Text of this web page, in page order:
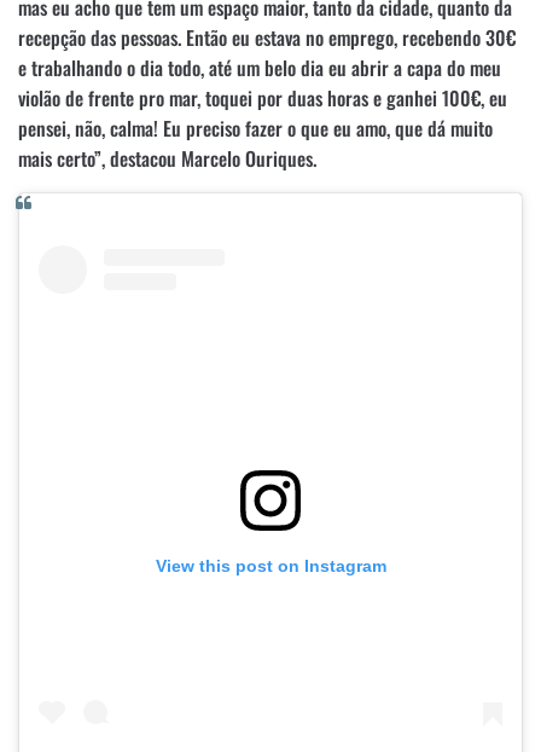
mas eu acho que tem um espaço maior, tanto da cidade, quanto da
recepção das pessoas. Então eu estava no emprego, recebendo 30€
e trabalhando o dia todo, até um belo dia eu abrir a capa do meu
violão de frente pro mar, toquei por duas horas e ganhei 100€, eu
pensei, não, calma! Eu preciso fazer o que eu amo, que dá muito
mais certo”, destacou Marcelo Ouriques.
View this post on Instagram